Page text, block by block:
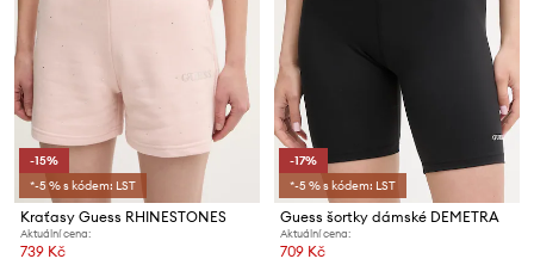
-15%
*-5 % s kódem: LST
Kraťasy Guess RHINESTONES
Aktuální cena:
739 Kč
-17%
*-5 % s kódem: LST
Guess šortky dámské DEMETRA
Aktuální cena:
709 Kč